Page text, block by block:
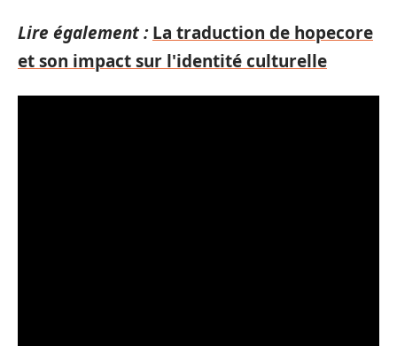
Lire également : La traduction de hopecore
et son impact sur l'identité culturelle